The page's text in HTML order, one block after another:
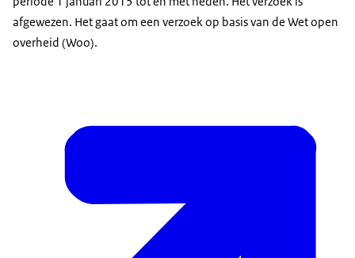
afgewezen. Het gaat om een verzoek op basis van de Wet open
overheid (Woo).